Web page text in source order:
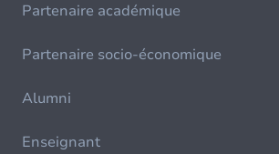
Partenaire académique
Partenaire socio-économique
Alumni
Enseignant